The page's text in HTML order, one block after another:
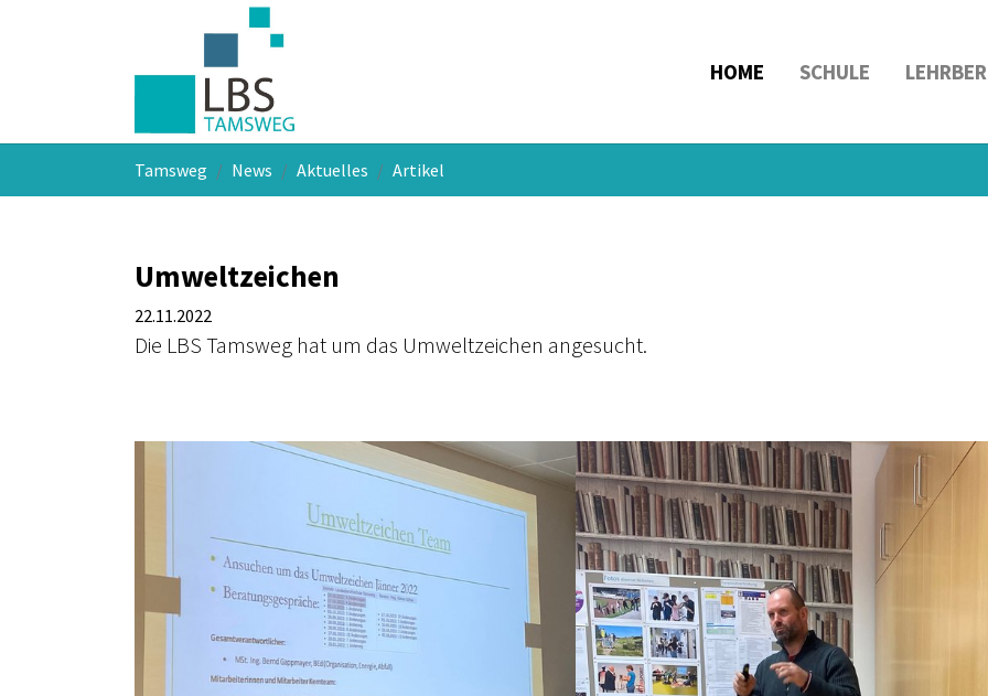
HOME SCHULE
Tamsweg News Aktuelles Artikel
Umweltzeichen
22.11.2022
Die LBS Tamsweg hat um das Umweltzeichen angesucht.
Show larger version Show larger version